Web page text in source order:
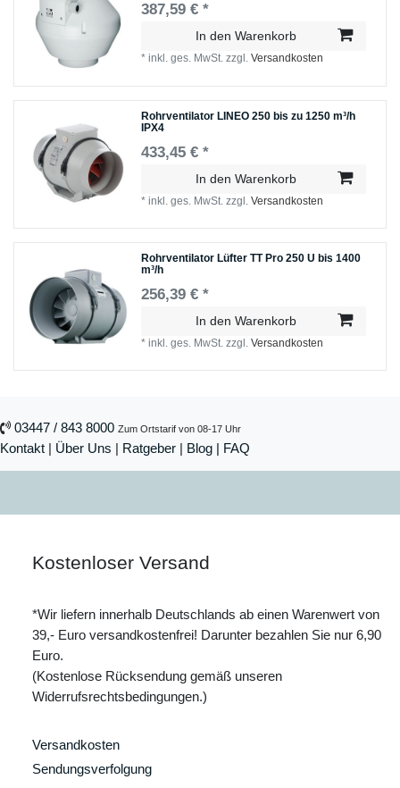
387,59 € *
In den Warenkorb
*inkl. ges. MwSt. zzgl.Versandkosten
Rohrventilator LINEO 250 bis zu 1250 m³/h
IPX4
433,45 € *
In den Warenkorb
*inkl. ges. MwSt. zzgl.Versandkosten
Rohrventilator Lüfter TT Pro 250 U bis 1400
m³/h
256,39 € *
In den Warenkorb
*inkl. ges. MwSt. zzgl.Versandkosten
03447 / 843 8000 Zum Ortstarif von 08-17 Uhr
Kontakt | Über Uns | Ratgeber | Blog | FAQ
Kostenloser Versand
*Wir liefern innerhalb Deutschlands ab einen Warenwert von
39,- Euro versandkostenfrei! Darunter bezahlen Sie nur 6,90
Euro.
(Kostenlose Rücksendung gemäß unseren
Widerrufsrechtsbedingungen.)
Versandkosten
Sendungsverfolgung